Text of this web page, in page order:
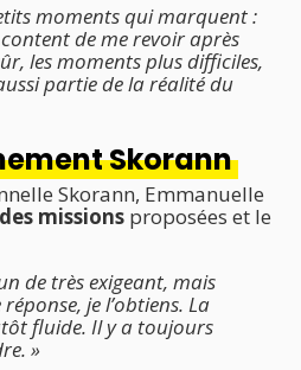
moments qui marquent :
de me revoir après
les moments plus difficiles,
partie de la réalité du
Skorann
Skorann, Emmanuelle
missions proposées et le
de très exigeant, mais
je l’obtiens. La
fluide. Il y a toujours
»